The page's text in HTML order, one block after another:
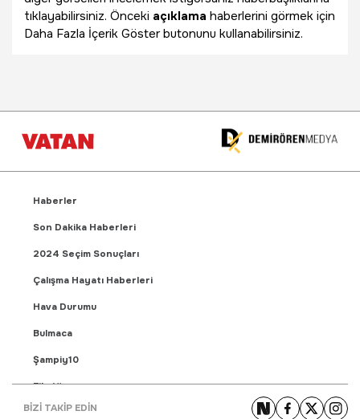
tıklayabilirsiniz. Önceki açıklama haberlerini görmek için
Daha Fazla İçerik Göster butonunu kullanabilirsiniz.
Haberler
Son Dakika Haberleri
2024 Seçim Sonuçları
Çalışma Hayatı Haberleri
Hava Durumu
Bulmaca
Şampiy10
Fikstür
Puan Durumu
BİZİ TAKİP EDİN